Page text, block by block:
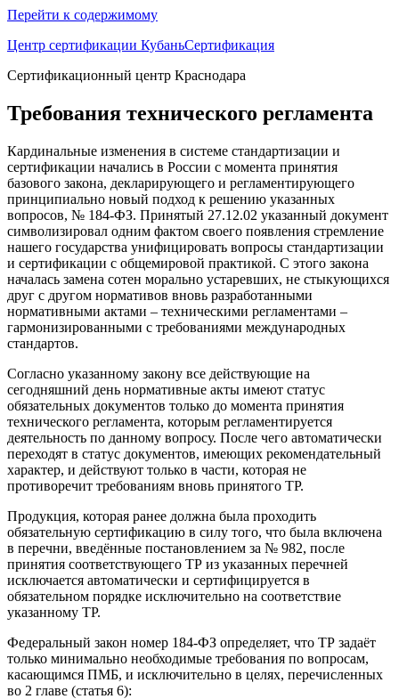
Перейти к содержимому
Центр сертификации КубаньСертификация
Сертификационный центр Краснодара
Требования технического регламента
Кардинальные изменения в системе стандартизации и
сертификации начались в России с момента принятия
базового закона, декларирующего и регламентирующего
принципиально новый подход к решению указанных
вопросов, № 184-ФЗ. Принятый 27.12.02 указанный документ
символизировал одним фактом своего появления стремление
нашего государства унифицировать вопросы стандартизации
и сертификации с общемировой практикой. С этого закона
началась замена сотен морально устаревших, не стыкующихся
друг с другом нормативов вновь разработанными
нормативными актами – техническими регламентами –
гармонизированными с требованиями международных
стандартов.
Согласно указанному закону все действующие на
сегодняшний день нормативные акты имеют статус
обязательных документов только до момента принятия
технического регламента, которым регламентируется
деятельность по данному вопросу. После чего автоматически
переходят в статус документов, имеющих рекомендательный
характер, и действуют только в части, которая не
противоречит требованиям вновь принятого ТР.
Продукция, которая ранее должна была проходить
обязательную сертификацию в силу того, что была включена
в перечни, введённые постановлением за № 982, после
принятия соответствующего ТР из указанных перечней
исключается автоматически и сертифицируется в
обязательном порядке исключительно на соответствие
указанному ТР.
Федеральный закон номер 184-ФЗ определяет, что ТР задаёт
только минимально необходимые требования по вопросам,
касающимся ПМБ, и исключительно в целях, перечисленных
во 2 главе (статья 6):